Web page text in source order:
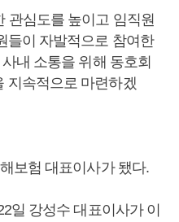
관심도를 높이고 임직원
들이 자발적으로 참여한
내 소통을 위해 동호회
지속적으로 마련하겠
보험 대표이사가 됐다.
일 강성수 대표이사가 이